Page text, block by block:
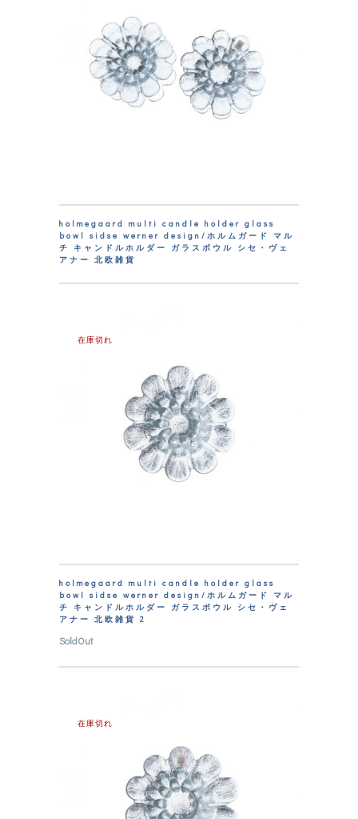
holmegaard multi candle holder glass
bowl sidse werner design/ホルムガード マル
チ キャンドルホルダー ガラスボウル シセ・ヴェ
アナー 北欧雑貨
在庫切れ
holmegaard multi candle holder glass
bowl sidse werner design/ホルムガード マル
チ キャンドルホルダー ガラスボウル シセ・ヴェ
アナー 北欧雑貨 2
SoldOut
在庫切れ